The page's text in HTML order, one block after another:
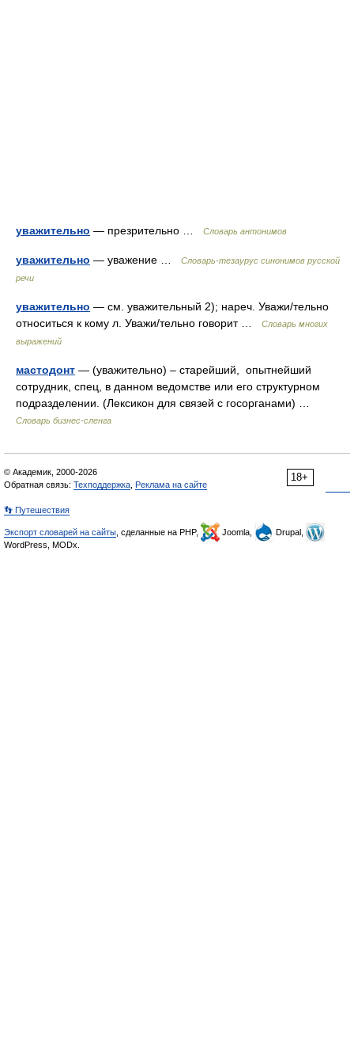
уважительно — презрительно … Словарь антонимов
уважительно — уважение …
Словарь-тезаурус синонимов русской
речи
уважительно — см. уважительный 2); нареч. Уважи/тельно
относиться к кому л. Уважи/тельно говорит …
Словарь многих
выражений
мастодонт — (уважительно) – старейший, опытнейший
сотрудник, спец, в данном ведомстве или его структурном
подразделении. (Лексикон для связей с госорганами) …
Словарь бизнес-сленга
18+
© Академик, 2000-2026
Обратная связь: Техподдержка Реклама на сайте
👣 Путешествия
Экспорт словарей на сайты , сделанные на PHP, Joomla,
Drupal,
WordPress, MODx.